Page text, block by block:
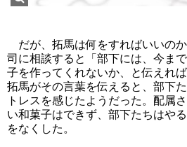
だが、拓馬は何をすればいいの
司に相談すると「部下には、今ま
子を作ってくれないか、と伝えれ
拓馬がその言葉を伝えると、部下
トレスを感じたようだった。配属
い和菓子はできず、部下たちはや
をなくした。